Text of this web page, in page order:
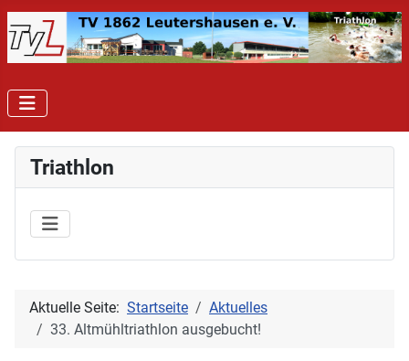
Triathlon
Aktuelle Seite: Startseite
Aktuelles
33. Altmühltriathlon ausgebucht!